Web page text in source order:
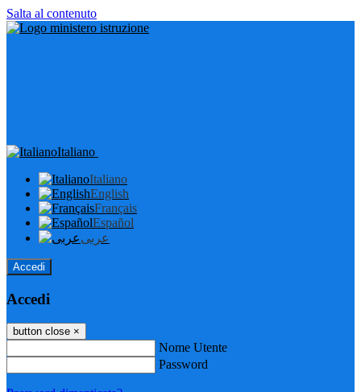
Salta al contenuto
Italiano
Italiano
English
Français
Español
عربى
Accedi
Accedi
button close ×
Nome Utente
Password